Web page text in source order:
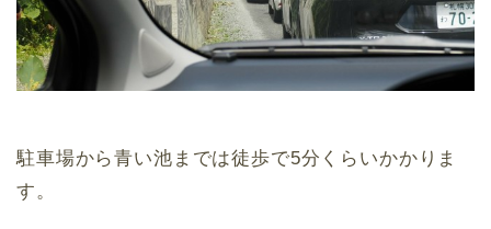
駐車場から青い池までは徒歩で5分くらいかかりま
す。